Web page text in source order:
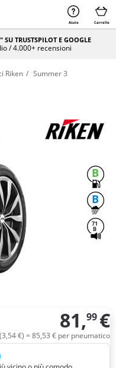
Aiuto Carrello
SU TRUSTSPILOT E GOOGLE
/ 4.000+ recensioni
Riken
Summer 3
B
B
71
B
81,99 €
3,54€) = 85,53 € per pneumatico